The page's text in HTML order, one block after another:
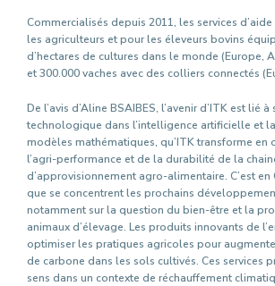
Commercialisés depuis 2011, les services
les agriculteurs et pour les éleveurs bovins
d’hectares de cultures dans le monde (Europe,
et 300.000 vaches avec des colliers connectés
De l’avis d’Aline BSAIBES, l’avenir d’ITK est lié à
technologique dans l’intelligence artificielle et
modèles mathématiques, qu’ITK transforme en
l’agri-performance et de la durabilité de la
d’approvisionnement agro-alimentaire. C’est en
que se concentrent les prochains
notamment sur la question du bien-être et la
animaux d’élevage. Les produits innovants de
optimiser les pratiques agricoles pour
de carbone dans les sols cultivés. Ces services
sens dans un contexte de réchauffement